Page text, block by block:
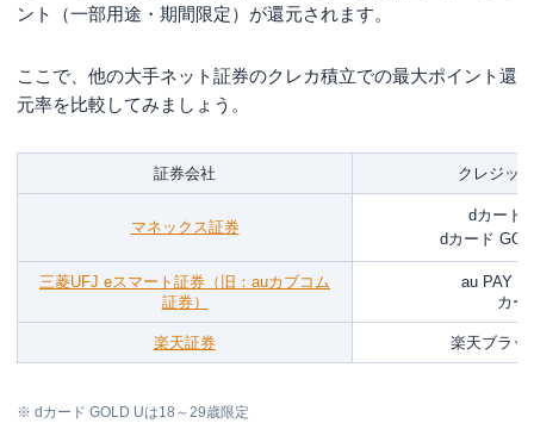
ント（一部用途・期間限定）が還元されます。
ここで、他の大手ネット証券のクレカ積立での最大ポイント還
元率を比較してみましょう。
証券会社 クレジッ
マネックス証券
dカード
dカード
三菱UFJ eスマート証券（旧：auカブコム
証券）
au PAY
カー
楽天証券 楽天ブラッ
※ dカード GOLD Uは18～29歳限定